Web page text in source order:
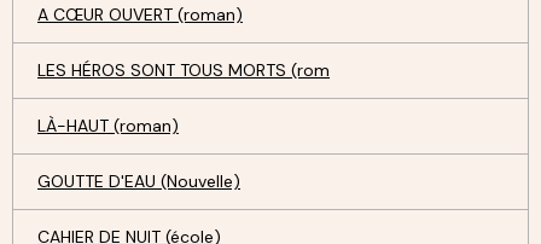
A CŒUR OUVERT (roman)
LES HÉROS SONT TOUS MORTS (rom
LÀ-HAUT (roman)
GOUTTE D'EAU (Nouvelle)
CAHIER DE NUIT (école)